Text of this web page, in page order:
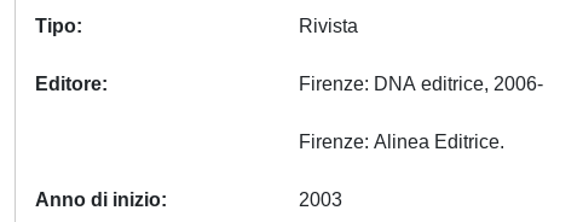
Tipo Rivista
Editore Firenze: DNA editrice, 2006-
Anno di inizio